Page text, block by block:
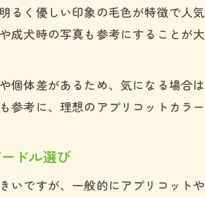
アプリコット子
見学時のチェッ
トイプードル
家族で話し合う
迎えた後の飼育
るく優しい印象の毛色が特徴で
成犬時の写真も参考にすることが
個体差があるため、気になる場合
参考に、理想のアプリコットカラ
ドル選び
いですが、一般的にアプリコッ
見学
見学